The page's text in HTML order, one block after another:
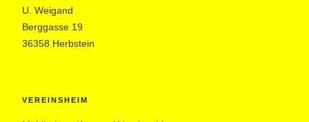
U. Weigand
Berggasse 19
36358 Herbstein
VEREINSHEIM